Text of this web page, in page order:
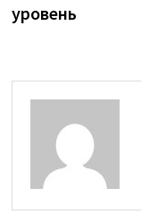
уровень